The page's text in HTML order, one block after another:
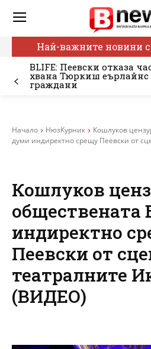
Най-важните новини
BLIFE: Пеевски отказа
хвана Тюркиш еърлайнс
граждани
Начало НюзКурник
Кошлуков
думи индиректно срещу Пеевски от
Кошлуков
индиректно
Пеевски от
театралните
(ВИДЕО)